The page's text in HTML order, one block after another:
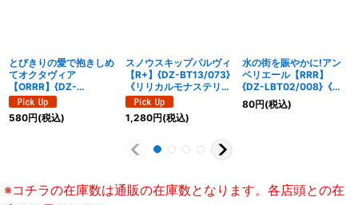
とびきりの愛で抱きしめ
てオクタヴィア
【ORRR】{DZ-
SS11/006}《リリカルモ
ナステリオ》
580円(税込)
スノウスキップパルヴィ
【R+】{DZ-BT13/073}
《リリカルモナステリ
オ》
1,280円(税込)
水の街を賑やかに!アン
ベリエール【RRR】
{DZ-LBT02/008}《リ
リカルモナステリオ》
80円(税込)
※コチラの在庫数は通販の在庫数となります。各店頭との在